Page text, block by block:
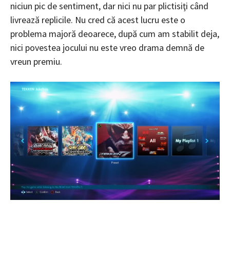
niciun pic de sentiment, dar nici nu par plictisiţi când
livrează replicile. Nu cred că acest lucru este o
problema majoră deoarece, după cum am stabilit deja,
nici povestea jocului nu este vreo drama demnă de
vreun premiu.